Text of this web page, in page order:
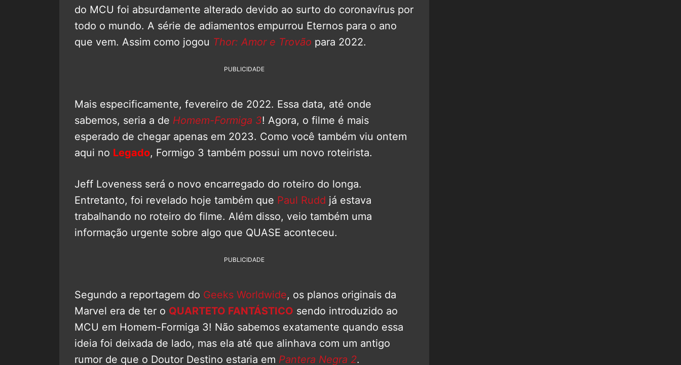
do MCU foi absurdamente alterado devido ao surto do coronavírus por
todo o mundo. A série de adiamentos empurrou Eternos para o ano
que vem. Assim como jogou Thor: Amor e Trovão para 2022.
PUBLICIDADE
Mais especificamente, fevereiro de 2022. Essa data, até onde
sabemos, seria a de Homem-Formiga 3! Agora, o filme é mais
esperado de chegar apenas em 2023. Como você também viu ontem
aqui no Legado, Formigo 3 também possui um novo roteirista.
Jeff Loveness será o novo encarregado do roteiro do longa.
Entretanto, foi revelado hoje também que Paul Rudd já estava
trabalhando no roteiro do filme. Além disso, veio também uma
informação urgente sobre algo que QUASE aconteceu.
PUBLICIDADE
Segundo a reportagem do Geeks Worldwide, os planos originais da
Marvel era de ter o QUARTETO FANTÁSTICO sendo introduzido ao
MCU em Homem-Formiga 3! Não sabemos exatamente quando essa
ideia foi deixada de lado, mas ela até que alinhava com um antigo
rumor de que o Doutor Destino estaria em Pantera Negra 2.